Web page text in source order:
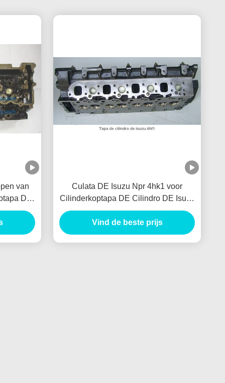
van
DE
Culata
Culata DE Isuzu Npr 4hk1 voor
Cilinderkoptapa DE Cilindro DE Isuzu
4hk1 Motor Culata
Vind de beste prijs